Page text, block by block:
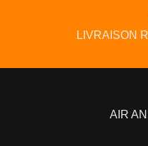
LIVRAISON
AIR